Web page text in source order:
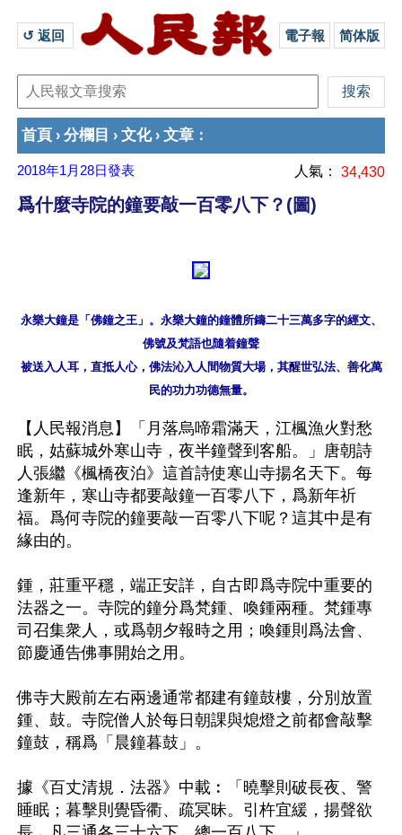
↺ 返回 電子報 简体版
首頁 › 分欄目 › 文化› 文章 ：
2018年1月28日發表 人氣： 34,430
爲什麼寺院的鐘要敲一百零八下？(圖)
永樂大鐘是「佛鐘之王」。永樂大鐘的鐘體所鑄二十三萬多字的經文、
佛號及梵語也隨着鐘聲
被送入人耳，直抵人心，佛法沁入人間物質大場，其醒世弘法、善化萬
【人民報消息】「月落烏啼霜滿天，江楓漁火對愁
眠，姑蘇城外寒山寺，夜半鐘聲到客船。」唐朝詩
人張繼《楓橋夜泊》這首詩使寒山寺揚名天下。每
逢新年，寒山寺都要敲鐘一百零八下，爲新年祈
福。爲何寺院的鐘要敲一百零八下呢？這其中是有
緣由的。
鍾，莊重平穩，端正安詳，自古即爲寺院中重要的
法器之一。寺院的鐘分爲梵鍾、喚鍾兩種。梵鍾專
司召集衆人，或爲朝夕報時之用；喚鍾則爲法會、
節慶通告佛事開始之用。
佛寺大殿前左右兩邊通常都建有鐘鼓樓，分別放置
鍾、鼓。寺院僧人於每日朝課與熄燈之前都會敲擊
鐘鼓，稱爲「晨鐘暮鼓」。
據《百丈清規．法器》中載︰「曉擊則破長夜、警
睡眠；暮擊則覺昏衢、疏冥昧。引杵宜緩，揚聲欲